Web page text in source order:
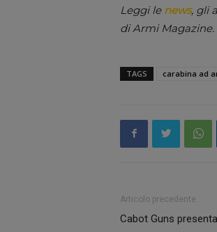
Leggi le news, gli
di Armi Magazine.
TAGS carabina ad
Articolo precedente
Cabot Guns